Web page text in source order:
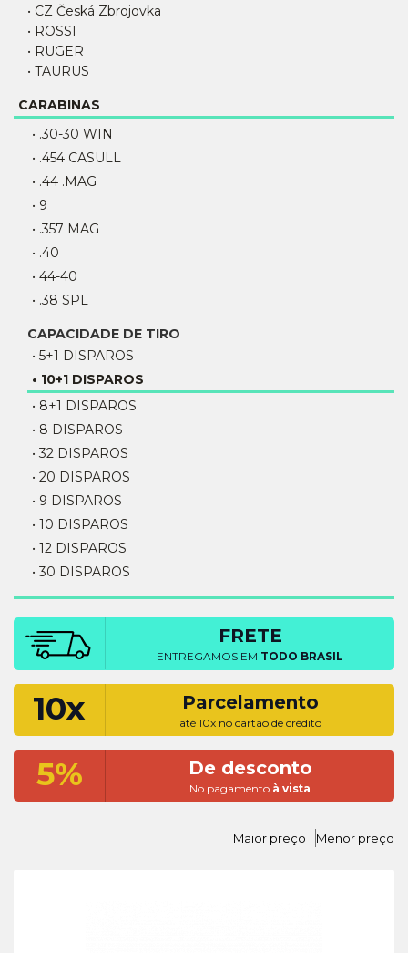
• CZ Česká Zbrojovka
• ROSSI
• RUGER
• TAURUS
CARABINAS
• .30-30 WIN
• .454 CASULL
• .44 .MAG
• 9
• .357 MAG
• .40
• 44-40
• .38 SPL
CAPACIDADE DE TIRO
• 5+1 DISPAROS
• 10+1 DISPAROS
• 8+1 DISPAROS
• 8 DISPAROS
• 32 DISPAROS
• 20 DISPAROS
• 9 DISPAROS
• 10 DISPAROS
• 12 DISPAROS
• 30 DISPAROS
FRETE
ENTREGAMOS EM TODO BRASIL
10x Parcelamento
até 10x no cartão de crédito
5% De desconto
No pagamento à vista
Maior preço Menor preço